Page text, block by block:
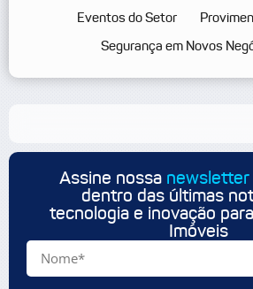
Eventos do Setor
Segurança em Novos
Assine nossa newsletter
dentro das últimas
tecnologia e inovação
Imóveis